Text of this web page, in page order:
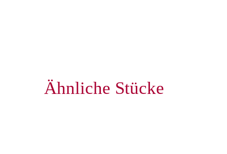
Ähnliche Stücke